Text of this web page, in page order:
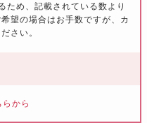
ため、記載されている数より
望の場合はお手数ですが、カ
さい。
らから